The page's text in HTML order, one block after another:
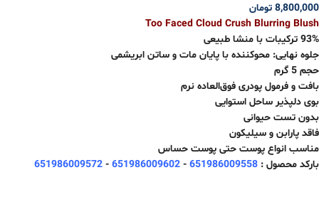
8,800,000 تومان
Too Faced Cloud Crush Blurring Blush
93% ترکیبات با منشا طبیعی
جلوه نهایی: محوکننده با پایان مات و ساتن ابریشمی
حجم 5 گرم
بافت و فرمول پودری فوق‌العاده نرم
بوی دلپذیر ساحل استوایی
بدون تست حیوانی
فاقد پارابن و سیلیکون
مناسب انواع پوست حتی پوست حساس
بارکد محصول : 651986009558
-
651986009602
-
651986009572